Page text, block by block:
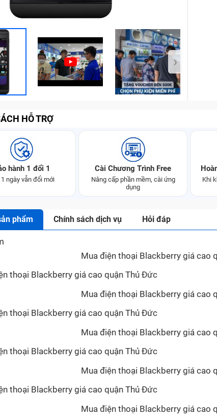
›
HỖ TRỢ
hành 1 đổi 1
1 ngày vẫn đổi mới
Cài Chương Trình Free
Nâng cấp phần mềm, cài ứng
dụng
Khi
phẩm Chính sách dịch vụ Hỏi đáp
Mua điện thoại Blackberry giá cao
Mua điện thoại Blackberry giá cao
Mua điện thoại Blackberry giá cao
Mua điện thoại Blackberry giá cao
Mua điện thoại Blackberry giá cao